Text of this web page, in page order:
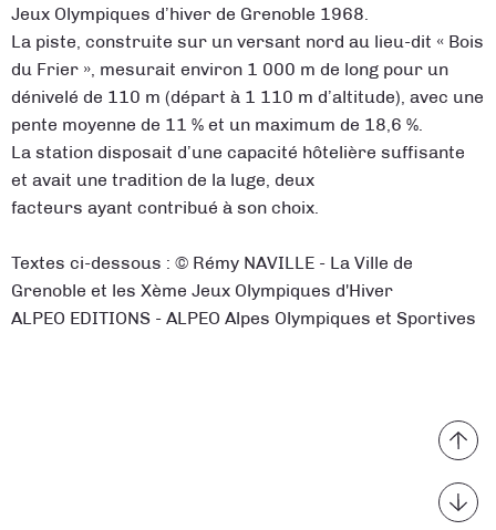
Jeux Olympiques d’hiver de Grenoble 1968.
La piste, construite sur un versant nord au lieu-dit « Bois
du Frier », mesurait environ 1 000 m de long pour un
dénivelé de 110 m (départ à 1 110 m d’altitude), avec une
pente moyenne de 11 % et un maximum de 18,6 %.
La station disposait d’une capacité hôtelière suffisante
et avait une tradition de la luge, deux
facteurs ayant contribué à son choix.
Textes ci-dessous : © Rémy NAVILLE - La Ville de
Grenoble et les Xème Jeux Olympiques d'Hiver
ALPEO EDITIONS - ALPEO Alpes Olympiques et Sportives